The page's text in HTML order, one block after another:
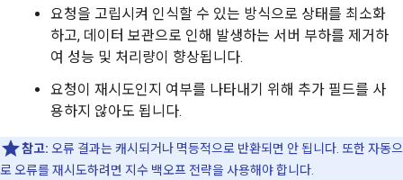
요청을 고립시켜 인식할 수 있는 방식으로 상태를 최소화
하고, 데이터 보관으로 인해 발생하는 서버 부하를 제거하
여 성능 및 처리량이 향상됩니다.
요청이 재시도인지 여부를 나타내기 위해 추가 필드를 사
용하지 않아도 됩니다.
참고: 오류 결과는 캐시되거나 멱등적으로 반환되면 안 됩니다. 또한 자동으
로 오류를 재시도하려면 지수 백오프 전략을 사용해야 합니다.